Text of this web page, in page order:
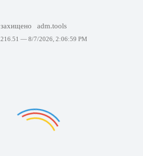
захищено adm.tools
— 8/7/2026, 2:06:59 PM